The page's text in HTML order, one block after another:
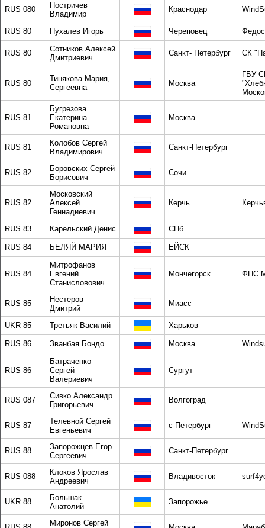
RUS 080
Постричев
Владимир
Краснодар
RUS 80 Пухалев Игорь Череповец
RUS 80
Сотников Алексей
Дмитриевич
Санкт- Петербург СК
RUS 80
Тинякова Мария,
Сергеевна
Москва
ГБУ
RUS 81
Бугрезова
Екатерина
Романовна
Москва
RUS 81
Колобов Сергей
Владимирович
Санкт-Петербург
RUS 82
Боровских Сергей
Борисович
Сочи
RUS 82
Московский
Алексей
Геннадиевич
Керчь
RUS 83 Карельский Денис СПб
RUS 84 БЕЛЯЙ МАРИЯ ЕЙСК
RUS 84
Митрофанов
Евгений
Станисловович
Мончегорск ФПС
RUS 85
Нестеров
Дмитрий
Миасс
UKR 85 Третьяк Василий Харьков
RUS 86 Званбая Бондо Москва
RUS 86
Батраченко
Сергей
Валериевич
Сургут
RUS 087
Сивко Александр
Григорьевич
Волгоград
RUS 87
Телевной Сергей
Евгеньевич
с-Петербург
RUS 88
Запорожцев Егор
Сергеевич
Санкт-Петербург
RUS 088
Клоков Ярослав
Андреевич
Владивосток
UKR 88
Большак
Анатолий
Запорожье
Миронов Сергей